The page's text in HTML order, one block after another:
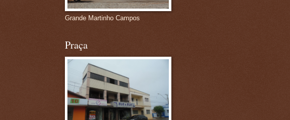
Grande Martinho Campos
Praça